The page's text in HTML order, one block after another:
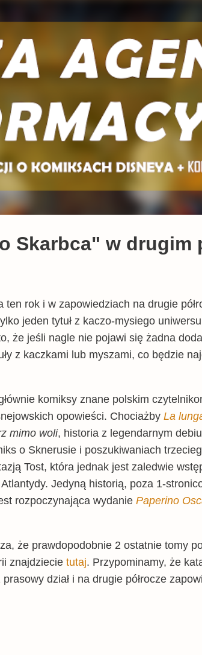
Skarbca" w drugim
ten rok i w zapowiedziach na drugie
jeden tytuł z kaczo-mysiego
że jeśli nagle nie pojawi się żadna
z kaczkami lub myszami, co będzie
komiksy znane polskim
opowieści. Chociażby La
mimo woli, historia z legendarnym
o Sknerusie i poszukiwaniach
Tost, która jednak jest zaledwie
Jedyną historią, poza 1-
rozpoczynająca wydanie Paperino
że prawdopodobnie 2 ostatnie tomy
znajdziecie tutaj. Przypominamy, że
dział i na drugie półrocze